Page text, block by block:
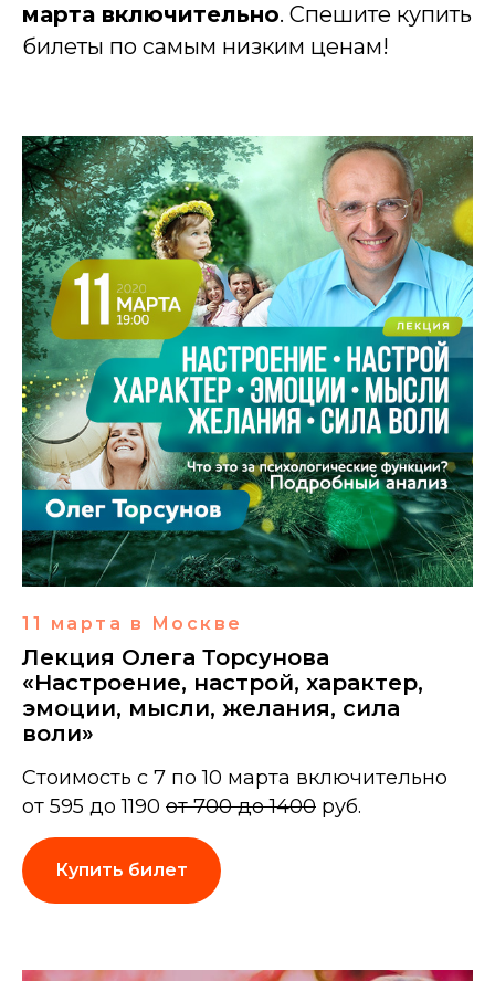
марта включительно. Спешите купить
билеты по самым низким ценам!
11 марта в Москве
Лекция Олега Торсунова
«Настроение, настрой, характер,
эмоции, мысли, желания, сила
воли»
Стоимость с 7 по 10 марта включительно
от 595 до 1190 от 700 до 1400 руб.
Купить билет